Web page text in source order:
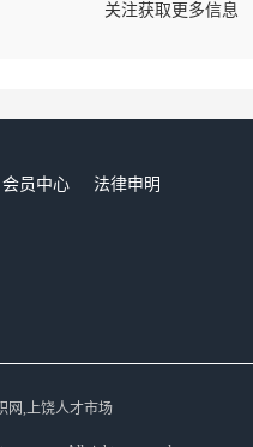
关注获取更多信息
会员中心
法律申明
网,上饶人才市场